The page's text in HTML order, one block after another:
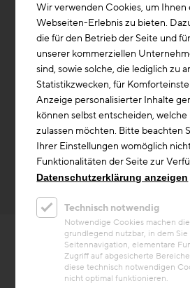
Wir verwenden Cookies, um Ihnen
Webseiten-Erlebnis zu bieten.
die für den Betrieb der Seite und
unserer kommerziellen
sind, sowie solche, die lediglich zu
Statistikzwecken, für
Anzeige personalisierter Inhalte
können selbst entscheiden,
zulassen möchten. Bitte beachten
Ihrer Einstellungen womöglich
Funktionalitäten der Seite zur
Datenschutzerklärung anzeigen
Technisch notwendig
Notwendige Cookies machen
grundlegend nutzbar, in dem Sie
Seitennavigation, elementare
Zugriff auf abgesicherte
diese technisch notwendigen
nicht optimal funktionieren.